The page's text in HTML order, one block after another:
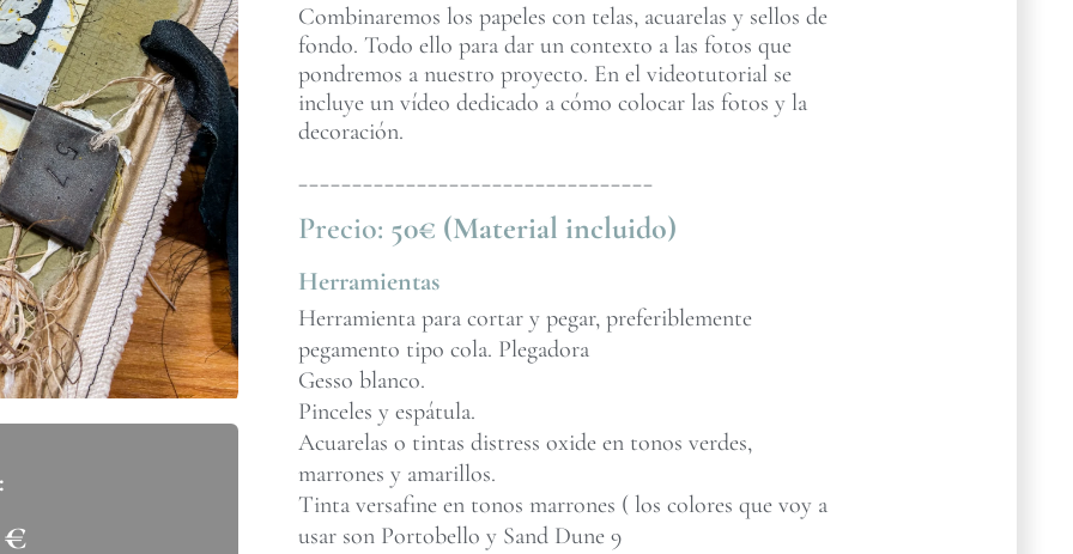
€
Combinaremos los papeles con telas, acuarelas y sellos de
fondo. Todo ello para dar un contexto a las fotos que
pondremos a nuestro proyecto. En el videotutorial se
incluye un vídeo dedicado a cómo colocar las fotos y la
decoración.
_________________________________
Precio: 50€ (Material incluido)
Herramientas
Herramienta para cortar y pegar, preferiblemente
pegamento tipo cola. Plegadora
Gesso blanco.
Pinceles y espátula.
Acuarelas o tintas distress oxide en tonos verdes,
marrones y amarillos.
Tinta versafine en tonos marrones ( los colores que voy a
usar son Portobello y Sand Dune 9